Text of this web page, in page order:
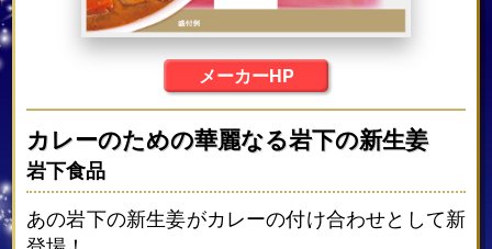
メーカーHP
カレーのための華麗なる岩下の新生姜
岩下食品
あの岩下の新生姜がカレーの付け合わせとして新